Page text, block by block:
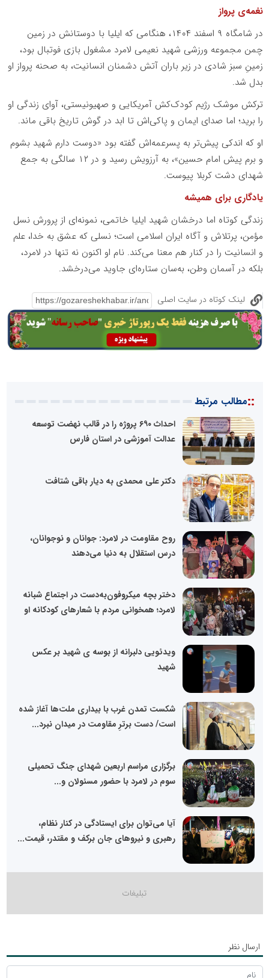
نغمه‌ی پرواز
در شامگاه ۹ اسفند ۱۴۰۴، هنگامی که ایلیا با دوستانش در زمین
چمن مجموعه ورزشی شهید نعیمی لامرد مشغول بازی فوتبال بود،
زمینِ سبز شادی در زیر باران آتش دشمنان انسانیت، به صحنه پرواز او
بدل شد.
ترکش موشک رژیم کودک‌کش آمریکایی و صهیونیستی، آوای زندگی او
را برید؛ اما صدای ایمان و پاکی‌اش تا ابد در گوش تاریخ باقی ماند.
او که اندکی پیش‌تر به پسرعمه‌اش گفته بود «دوست دارم شهید بشوم
و برم پیش امام حسین»، به آرزویش رسید و در ۱۲ سالگی به جمع
شهدای دشت کربلا پیوست.
یادگاری برای همیشه
زندگی کوتاه اما درخشان شهید ایلیا خاتمی، نمونه‌ای از پرورش نسل
مؤمن، پرتلاش و آگاه ایران اسلامی است؛ نسلی که عشق به خدا، علم
و انسانیت را در کنار هم معنا می‌کند. نام او اکنون نه تنها در لامرد،
بلکه در آسمان وطن، به‌سان ستاره‌ای جاوید می‌درخشد.
لینک کوتاه در سایت اصلی
::مطالب مرتبط
احداث ۶۹۰ پروژه را در قالب نهضت توسعه
عدالت آموزشی در استان فارس
دکتر علی محمدی به دیار باقی شتافت
روح مقاومت در لامرد: جوانان و نوجوانان،
درس استقلال به دنیا می‌دهند
دختر بچه میکروفون‌به‌دست در اجتماع شبانه
لامرد؛ همخوانی مردم با شعارهای کودکانه او
ویدئویی دلبرانه از بوسه ی شهید بر عکس
شهید
شکست تمدن غرب با بیداری ملت‌ها آغاز شده
است/ دست برترِ مقاومت در میدان نبرد...
برگزاری مراسم اربعین شهدای جنگ تحمیلی
سوم در لامرد با حضور مسئولان و...
آیا می‌توان برای ایستادگی در کنار نظام،
رهبری و نیروهای جان برکف و مقتدر، قیمت...
ارسال نظر